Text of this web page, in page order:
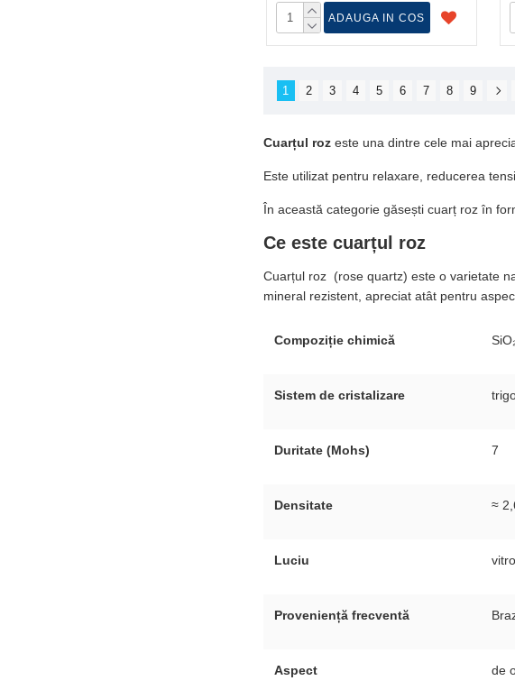
Cuarțul roz este una dintre cele mai
Este utilizat pentru relaxare, reducerea
În această categorie găsești cuarț roz în
Ce este cuarțul roz
Cuarțul roz (rose quartz) este o varietate
mineral rezistent, apreciat atât pentru
Compoziție chimică
Sistem de cristalizare
Duritate (Mohs) 7
Densitate ≈
Luciu
Proveniență frecventă
Aspect de
ADAUGA IN COS
1 2 3 4 5 6 7 8 9